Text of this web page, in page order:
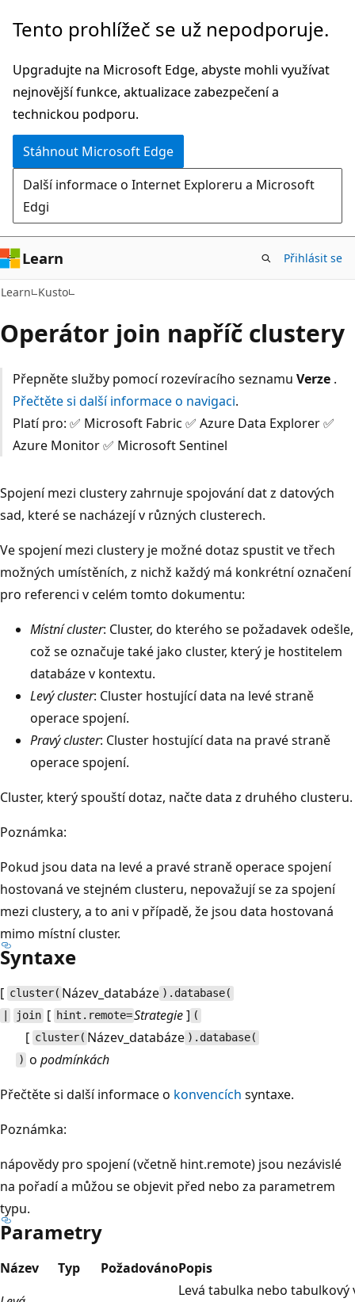
Přeskočit
hlavní
obsah
Tento prohlížeč se už nepodporuje.
Upgradujte na Microsoft Edge, abyste mohli využívat
nejnovější funkce, aktualizace zabezpečení a
technickou podporu.
Stáhnout Microsoft Edge
Další informace o Internet Exploreru a Microsoft
Edgi
Learn Přihlásit se
Learn Kusto
Operátor join napříč clustery
Přepněte služby pomocí rozevíracího seznamu Verze.
Přečtěte si další informace o navigaci.
Platí pro: ✅ Microsoft Fabric ✅ Azure Data Explorer ✅
Azure Monitor ✅ Microsoft Sentinel
Spojení mezi clustery zahrnuje spojování dat z datových
sad, které se nacházejí v různých clusterech.
Ve spojení mezi clustery je možné dotaz spustit ve třech
možných umístěních, z nichž každý má konkrétní označení
pro referenci v celém tomto dokumentu:
Místní cluster: Cluster, do kterého se požadavek odešle,
což se označuje také jako cluster, který je hostitelem
databáze v kontextu.
Levý cluster: Cluster hostující data na levé straně
operace spojení.
Pravý cluster: Cluster hostující data na pravé straně
operace spojení.
Cluster, který spouští dotaz, načte data z druhého clusteru.
Poznámka:
Pokud jsou data na levé a pravé straně operace spojení
hostovaná ve stejném clusteru, nepovažují se za spojení
mezi clustery, a to ani v případě, že jsou data hostovaná
mimo místní cluster.
Syntaxe
[ cluster( Název_databáze ).database(
join[ hint.remote=Strategie] (
[ cluster( Název_databáze ).database(
) opodmínkách
Přečtěte si další informace o konvencích syntaxe.
Poznámka:
nápovědy pro spojení (včetně hint.remote) jsou nezávislé
na pořadí a můžou se objevit před nebo za parametrem
typu.
Parametry
Název Typ PožadovánoPopis
Levá tabulka nebo tabulkový